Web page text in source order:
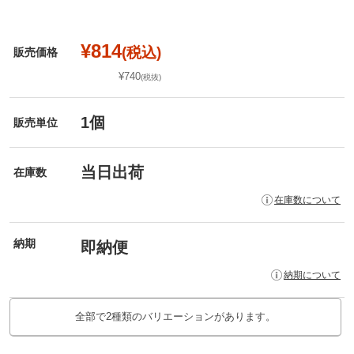
販売価格 ¥814(税込)
¥740(税抜)
販売単位 1個
在庫数 当日出荷
在庫数について
納期 即納便
納期について
全部で2種類のバリエーションがあります。